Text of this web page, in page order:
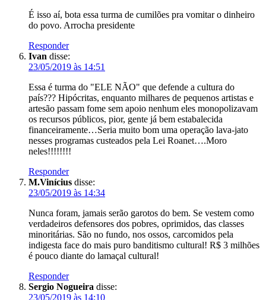
É isso aí, bota essa turma de cumilões pra vomitar o dinheiro
do povo. Arrocha presidente
Responder
Ivan disse:
23/05/2019 às 14:51
Essa é turma do "ELE NÃO" que defende a cultura do
país??? Hipócritas, enquanto milhares de pequenos artistas e
artesão passam fome sem apoio nenhum eles monopolizavam
os recursos públicos, pior, gente já bem estabalecida
financeiramente…Seria muito bom uma operação lava-jato
nesses programas custeados pela Lei Roanet….Moro
neles!!!!!!!!
Responder
M.Vinícius disse:
23/05/2019 às 14:34
Nunca foram, jamais serão garotos do bem. Se vestem como
verdadeiros defensores dos pobres, oprimidos, das classes
minoritárias. São no fundo, nos ossos, carcomidos pela
indigesta face do mais puro banditismo cultural! R$ 3 milhões
é pouco diante do lamaçal cultural!
Responder
Sergio Nogueira disse:
23/05/2019 às 14:10